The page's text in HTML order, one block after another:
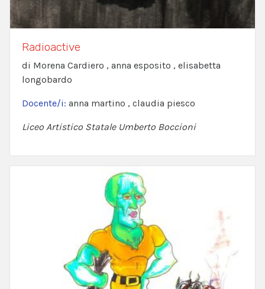
Radioactive
di Morena Cardiero , anna esposito , elisabetta
longobardo
Docente/i: anna martino , claudia piesco
Liceo Artistico Statale Umberto Boccioni